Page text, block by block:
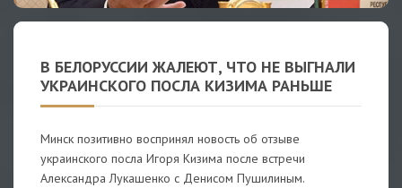
В БЕЛОРУССИИ ЖАЛЕЮТ, ЧТО НЕ ВЫГНАЛИ
УКРАИНСКОГО ПОСЛА КИЗИМА РАНЬШЕ
Минск позитивно воспринял новость об отзыве
украинского посла Игоря Кизима после встречи
Александра Лукашенко с Денисом Пушилиным.